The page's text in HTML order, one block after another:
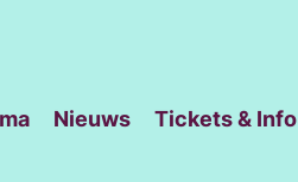
Nieuws Tickets & Info